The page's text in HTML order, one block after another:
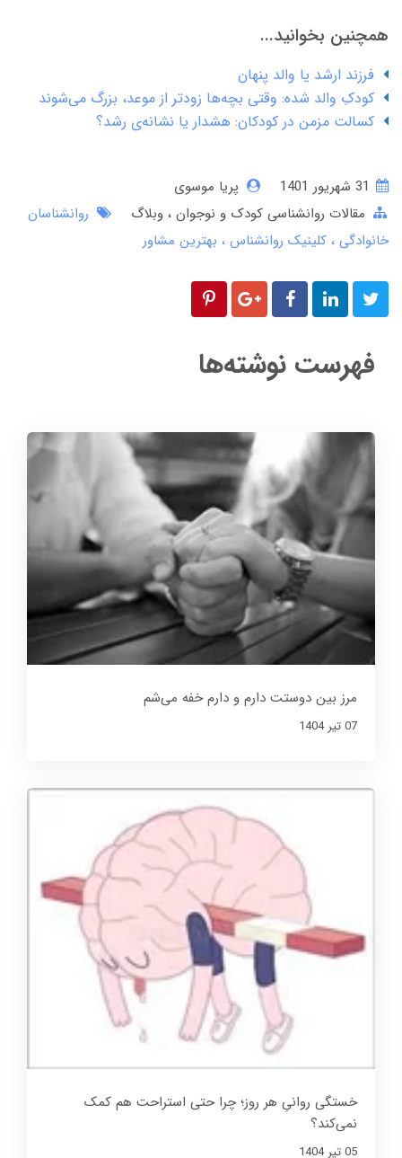
همچنین بخوانید...
فرزند ارشد یا والد پنهان
کودکِ والد شده: وقتی بچه‌ها زودتر از موعد، بزرگ می‌شوند
کسالت مزمن در کودکان: هشدار یا نشانه‌ی رشد؟
پریا موسوی
مقالات روانشناسی کودک و نوجوان وبلاگ
روانشناسان
خانوادگی کلینیک روانشناس بهترین مشاور
فهرست نوشته‌ها
مرز بین دوستت دارم و دارم خفه می‌شم
07 تير 1404
خستگی روانیِ هر روز؛ چرا حتی استراحت هم کمک
نمی‌کند؟
05 تير 1404